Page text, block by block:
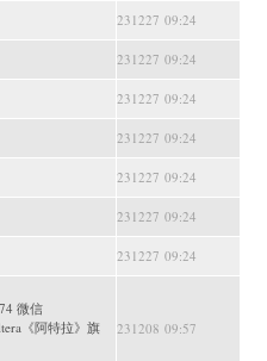
231227 09:24
231227 09:24
231227 09:24
231227 09:24
231227 09:24
231227 09:24
231227 09:24
微信
《阿特拉》旗
231208 09:57